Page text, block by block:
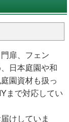
扉、フェン
日本庭園や和
園資材も扱っ
まで対応してい
けしていま